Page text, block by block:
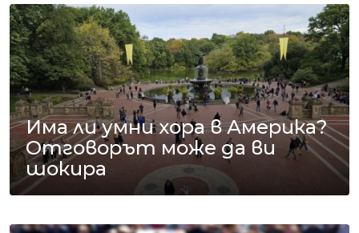
Има ли умни хора в Америка?
Отговорът може да ви
шокира